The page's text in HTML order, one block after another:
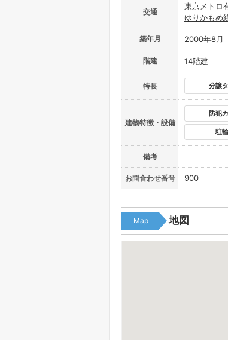
交通
東京メトロ
ゆりかもめ
築年月 2000年8月
階建 14階建
特長 分譲
建物特徴・設備
防犯
駐
備考
お問合わせ番号 900
Map 地図